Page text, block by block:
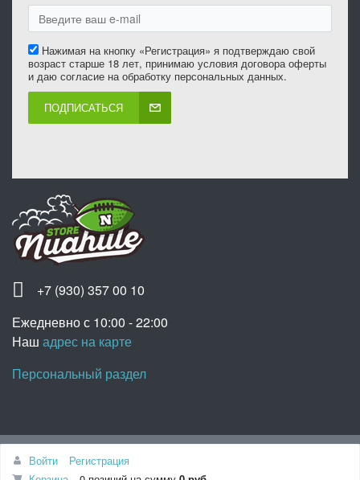
Нажимая на кнопку «Регистрация» я подтверждаю свой
возраст старше 18 лет, принимаю условия договора оферты
и даю согласие на обработку персональных данных.
ПОДПИСАТЬСЯ
+7 (930) 357 00 10
Ежедневно с 10:00 - 22:00
Наш адрес на карте
Персональный раздел
© Интернет-магазин «Nuahule», 2020
Войти
Регистрация